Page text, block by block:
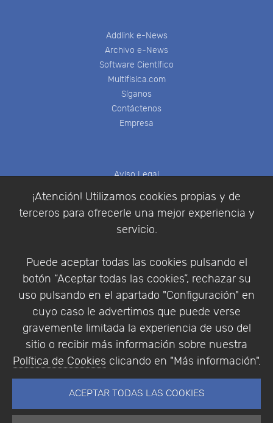
¡Atención! Utilizamos cookies propias y de
terceros para ofrecerle una mejor experiencia y
servicio.
Puede aceptar todas las cookies pulsando el
botón “Aceptar todas las cookies”, rechazar su
uso pulsando en el apartado "Configuración" en
cuyo caso le advertimos que puede verse
gravemente limitada la experiencia de uso del
sitio o recibir más información sobre nuestra
Política de Cookies clicando en "Más información".
ACEPTAR TODAS LAS COOKIES
Addlink e-News
Archivo e-News
Software Científico
Multifisica.com
Síganos
Contáctenos
Empresa
Aviso Legal
Política de Privacidad
Condiciones de compra
Identificarse
Empresa|Aviso Legal| Política de Privacidad |
Política de Cookies
© Copyright 1994 - 2026. Addlink Software
Científico, S.L.
Portugal.